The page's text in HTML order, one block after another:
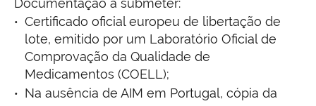
Documentação a submeter:
Certificado oficial europeu de libertação de
lote, emitido por um Laboratório Oficial de
Comprovação da Qualidade de
Medicamentos (COELL);
Na ausência de AIM em Portugal, cópia da